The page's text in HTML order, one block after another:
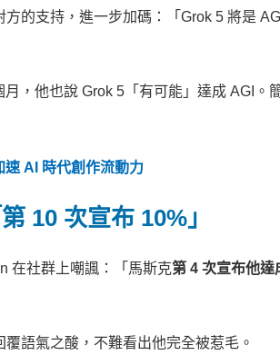
的支持，進一步加碼：「Grok 5 將是
，他也說 Grok 5「有可能」達成 AGI。
AI 時代創作流動力
10 次宣布 10%」
在社群上嘲諷：「馬斯克第 4 次宣布他達
語氣之酸，不難看出他完全被惹毛。